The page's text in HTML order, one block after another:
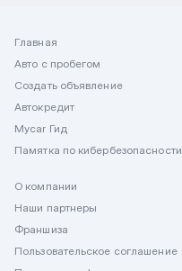
Главная
Авто с пробегом
Создать объявление
Автокредит
Mycar Гид
Памятка по кибербезопасности
О компании
Наши партнеры
Франшиза
Пользовательское соглашение